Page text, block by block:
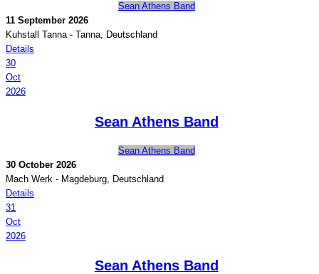
Sean Athens Band
11 September 2026
Kuhstall Tanna - Tanna, Deutschland
Details
30
Oct
2026
Sean Athens Band
Sean Athens Band
30 October 2026
Mach Werk - Magdeburg, Deutschland
Details
31
Oct
2026
Sean Athens Band